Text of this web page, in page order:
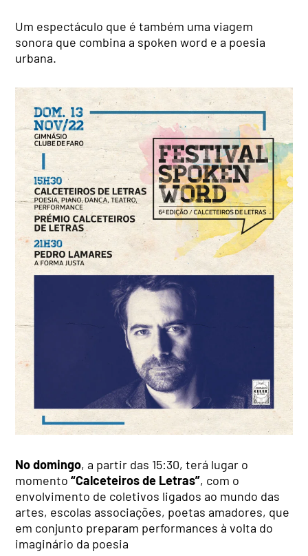
Um espectáculo que é também uma viagem
sonora que combina a spoken word e a poesia
urbana.
No domingo, a partir das 15:30, terá lugar o
momento“Calceteiros de Letras”, com o
envolvimento de coletivos ligados ao mundo das
artes, escolas associações, poetas amadores, que
em conjunto preparam performances à volta do
imaginário da poesia